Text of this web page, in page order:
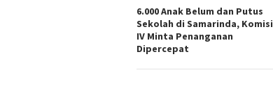
6.000 Anak Belum dan Putus
Sekolah di Samarinda, Komisi
IV Minta Penanganan
Dipercepat